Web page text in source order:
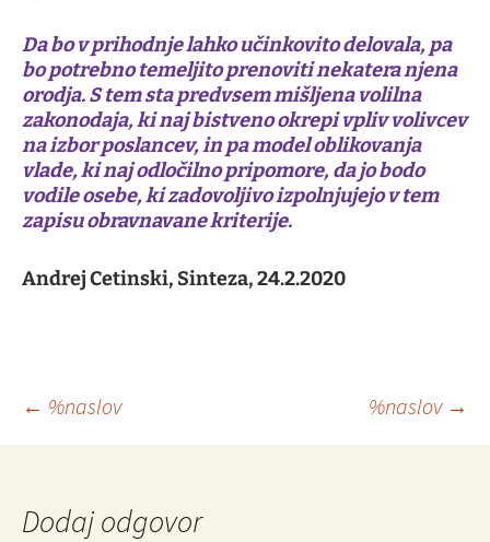
Da bo v prihodnje lahko učinkovito delovala, pa
bo potrebno temeljito prenoviti nekatera njena
orodja. S tem sta predvsem mišljena volilna
zakonodaja, ki naj bistveno okrepi vpliv volivcev
na izbor poslancev, in pa model oblikovanja
vlade, ki naj odločilno pripomore, da jo bodo
vodile osebe, ki zadovoljivo izpolnjujejo v tem
zapisu obravnavane kriterije.
Andrej Cetinski, Sinteza, 24.2.2020
Krmarjenje
po
prispevkih
← %naslov %naslov →
Dodaj odgovor